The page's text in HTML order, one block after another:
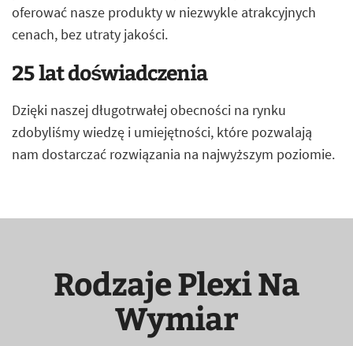
oferować nasze produkty w niezwykle atrakcyjnych
cenach, bez utraty jakości.
25 lat doświadczenia
Dzięki naszej długotrwałej obecności na rynku
zdobyliśmy wiedzę i umiejętności, które pozwalają
nam dostarczać rozwiązania na najwyższym poziomie.
Rodzaje Plexi Na
Wymiar